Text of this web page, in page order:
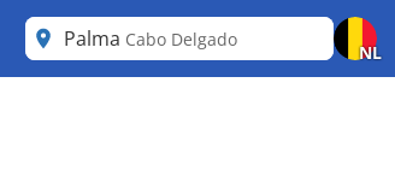
Palma Cabo Delgado
NL